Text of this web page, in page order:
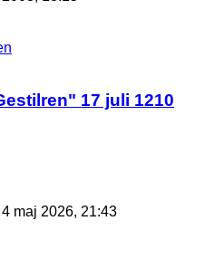
17 juli 1210
4 maj 2026, 21:43